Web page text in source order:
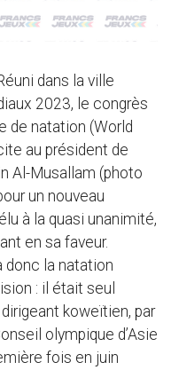
dans la ville
2023, le congrès
de natation (World
au président de
Al-Musallam (photo
un nouveau
à la quasi unanimité,
en sa faveur.
donc la natation
: il était seul
koweïtien, par
olympique d’Asie
fois en juin